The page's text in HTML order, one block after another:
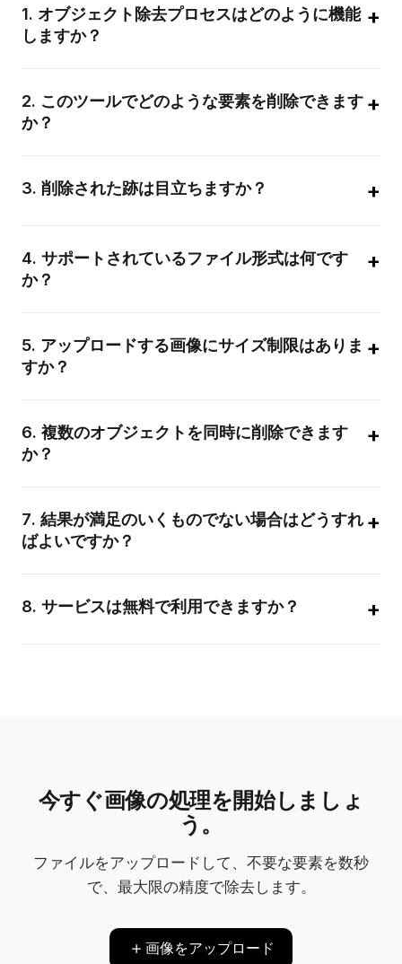
1. オブジェクト除去プロセスはどのように機能
しますか？
+
づいて削除された領域を再構築します。
2. このツールでどのような要素を削除できます
か？
+
ゆる視覚的な不完全さを削除できます。
3. 削除された跡は目立ちますか？ +
全体と見分けがつかなくなります。
4. サポートされているファイル形式は何です
か？
+
り、元の解像度を常に維持します。
5. アップロードする画像にサイズ制限はありま
すか？
+
の場合は処理に時間がかかる場合があります。
6. 複数のオブジェクトを同時に削除できます
か？
+
を管理できます。
7. 結果が満足のいくものでない場合はどうすれ
ばよいですか？
+
やり直すことができます。
8. サービスは無料で利用できますか？ +
今すぐ画像の処理を開始しましょ
う。
ファイルをアップロードして、不要な要素を数秒
で、最大限の精度で除去します。
画像をアップロード